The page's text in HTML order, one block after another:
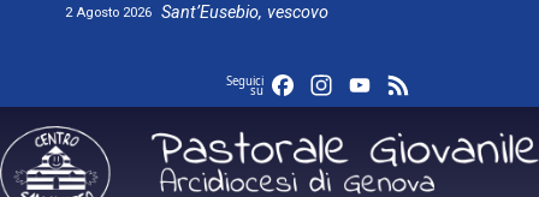
2 Agosto 2026 Sant’Eusebio, vescovo
Seguici
su FacebookInstagram
YouTube